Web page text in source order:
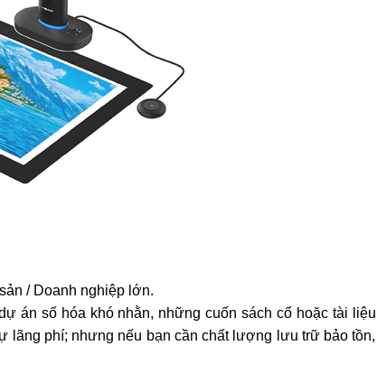
/ Doanh nghiệp lớn.
án số hóa khó nhằn, những cuốn sách cổ hoặc tài liệu
lãng phí; nhưng nếu bạn cần chất lượng lưu trữ bảo tồn,